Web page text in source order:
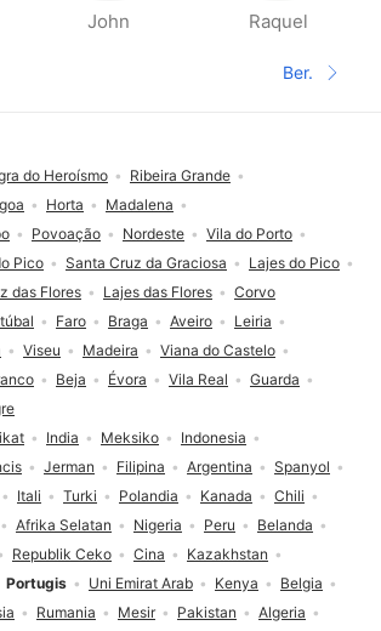
John Raquel
Ber.
India Meksiko
Indonesia
Jerman Filipina Argentina
Spanyol
Itali Turki Polandia Kanada
Chili
Afrika Selatan Nigeria Peru
Belanda
Republik Ceko Cina
Kazakhstan
Portugis Uni Emirat Arab Kenya
Belgia
Rumania Mesir Pakistan
Algeria
Faro Braga Aveiro
Leiria
Viseu Madeira
Viana do Castelo
Beja Évora Vila Real
Guarda
do Heroísmo
Ribeira Grande
Horta
Madalena
Povoação Nordeste
Vila do Porto
Pico Santa Cruz da Graciosa
Lajes do Pico
das Flores Lajes das Flores Corvo